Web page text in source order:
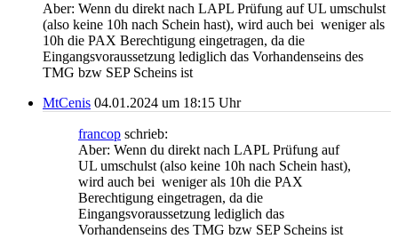
Aber: Wenn du direkt nach LAPL Prüfung auf UL umschulst
(also keine 10h nach Schein hast), wird auch bei weniger als
10h die PAX Berechtigung eingetragen, da die
Eingangsvoraussetzung lediglich das Vorhandenseins des
TMG bzw SEP Scheins ist
MtCenis 04.01.2024 um 18:15 Uhr
francop schrieb:
Aber: Wenn du direkt nach LAPL Prüfung auf
UL umschulst (also keine 10h nach Schein hast),
wird auch bei weniger als 10h die PAX
Berechtigung eingetragen, da die
Eingangsvoraussetzung lediglich das
Vorhandenseins des TMG bzw SEP Scheins ist